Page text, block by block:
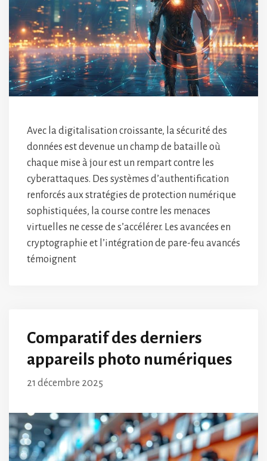
Avec la digitalisation croissante, la sécurité des
données est devenue un champ de bataille où
chaque mise à jour est un rempart contre les
cyberattaques. Des systèmes d’authentification
renforcés aux stratégies de protection numérique
sophistiquées, la course contre les menaces
virtuelles ne cesse de s’accélérer. Les avancées en
cryptographie et l’intégration de pare-feu avancés
témoignent
Comparatif des derniers
appareils photo numériques
21 décembre 2025